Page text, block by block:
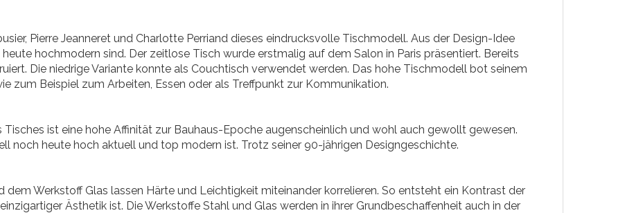
Pierre Jeanneret und Charlotte Perriand dieses eindrucksvolle Tischmodell. Aus der Design-Idee
hochmodern sind. Der zeitlose Tisch wurde erstmalig auf dem Salon in Paris präsentiert. Bereits
Die niedrige Variante konnte als Couchtisch verwendet werden. Das hohe Tischmodell bot seinem
zum Beispiel zum Arbeiten, Essen oder als Treffpunkt zur Kommunikation.
ist eine hohe Affinität zur Bauhaus-Epoche augenscheinlich und wohl auch gewollt gewesen.
noch heute hoch aktuell und top modern ist. Trotz seiner 90-jährigen Designgeschichte.
dem Werkstoff Glas lassen Härte und Leichtigkeit miteinander korrelieren. So entsteht ein Kontrast der
Ästhetik ist. Die Werkstoffe Stahl und Glas werden in ihrer Grundbeschaffenheit auch in der